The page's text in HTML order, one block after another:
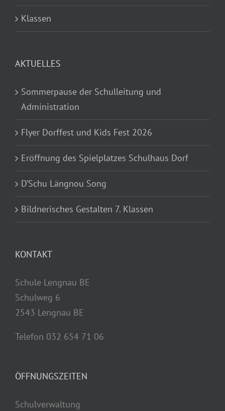
Klassen
AKTUELLES
Sommerpause der Schulleitung und
Administration
Flyer Dorffest und Kids Fest 2026
Eröffnung des Spielplatzes Schulhaus Dorf
D’Schu Längnou Song
Bildnerisches Gestalten 7. Klassen
KONTAKT
Schule Lengnau BE
Schulweg 6
2543 Lengnau BE
Telefon 032 654 71 06
ÖFFNUNGSZEITEN
Schulverwaltung